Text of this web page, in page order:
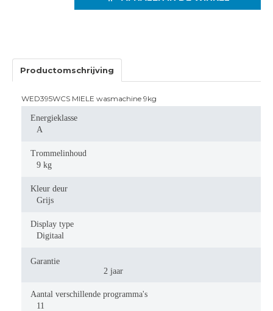
Productomschrijving
WED395WCS MIELE wasmachine 9kg
Energieklasse
A
Trommelinhoud
9 kg
Kleur deur
Grijs
Display type
Digitaal
Garantie
2 jaar
Aantal verschillende programma's
11